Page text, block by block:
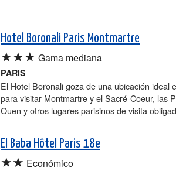
Hotel Boronali Paris Montmartre
★★★ Gama mediana
PARIS
El Hotel Boronali goza de una ubicación ideal
para visitar Montmartre y el Sacré-Coeur, las
Ouen y otros lugares parisinos de visita
El Baba Hôtel Paris 18e
★★ Económico